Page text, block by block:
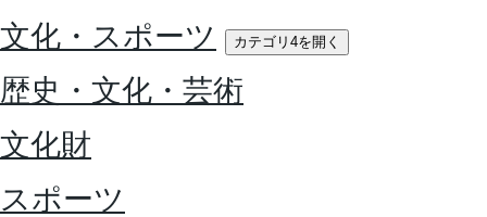
文化・スポーツ
カテゴリ4を開く
歴史・文化・芸術
文化財
スポーツ